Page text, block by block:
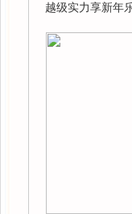
越级实力享新年